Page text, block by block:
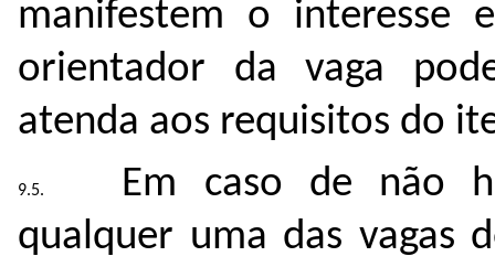
manifestem o interesse
orientador da vaga
atenda aos requisitos do
Em caso de não
qualquer uma das vagas